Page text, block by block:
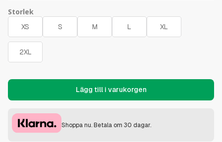
Storlek
Lägg till i varukorgen
Shoppa nu. Betala om 30 dagar.